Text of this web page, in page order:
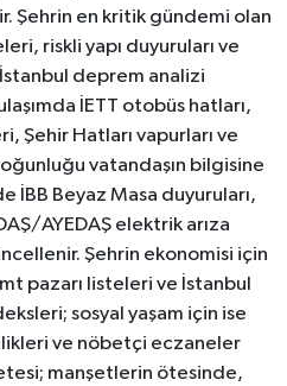
Şehrin en kritik gündemi olan
riskli yapı duyuruları ve
deprem analizi
İETT otobüs hatları,
Şehir Hatları vapurları ve
vatandaşın bilgisine
İBB Beyaz Masa duyuruları,
AYEDAŞ elektrik arıza
Şehrin ekonomisi için
pazarı listeleri ve İstanbul
sosyal yaşam için ise
ve nöbetçi eczaneler
manşetlerin ötesinde,